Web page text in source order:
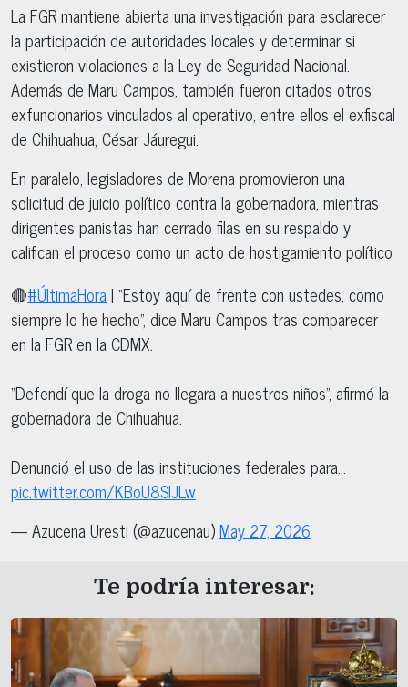
La FGR mantiene abierta una investigación para esclarecer
la participación de autoridades locales y determinar si
existieron violaciones a la Ley de Seguridad Nacional.
Además de Maru Campos, también fueron citados otros
exfuncionarios vinculados al operativo, entre ellos el exfiscal
de Chihuahua, César Jáuregui.
En paralelo, legisladores de Morena promovieron una
solicitud de juicio político contra la gobernadora, mientras
dirigentes panistas han cerrado filas en su respaldo y
califican el proceso como un acto de hostigamiento político
🔴#ÚltimaHora| “Estoy aquí de frente con ustedes, como
siempre lo he hecho”, dice Maru Campos tras comparecer
en la FGR en la CDMX.
“Defendí que la droga no llegara a nuestros niños”, afirmó la
gobernadora de Chihuahua.
Denunció el uso de las instituciones federales para…
pic.twitter.com/KBoU8SIJLw
— Azucena Uresti (@azucenau)May 27, 2026
Te podría interesar: